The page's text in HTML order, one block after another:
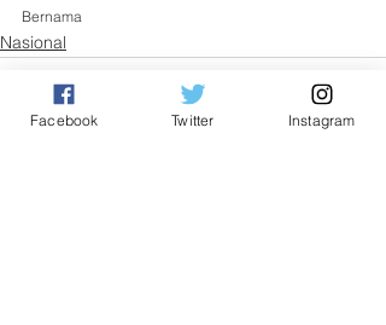
Bernama
Nasional
Facebook Twitter Instagram